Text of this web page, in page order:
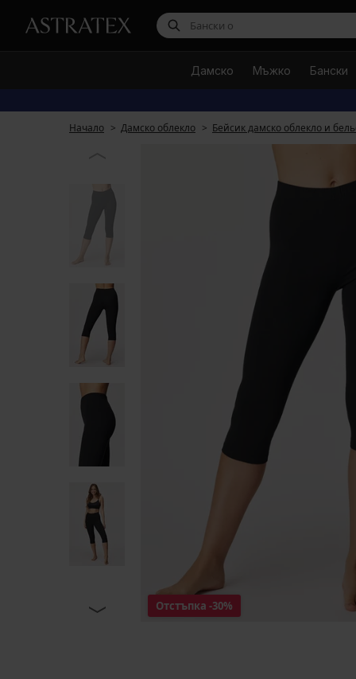
Дамско Мъжко Бански
Начало
Дамско облекло Бейсик дамско облекло и
Отстъпка -30%